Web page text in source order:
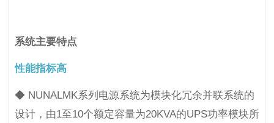
系统主要特点
性能指标高
◆ NUNALMK系列电源系统为模块化冗余并联系统的
设计，由1至10个额定容量为20KVA的UPS功率模块所